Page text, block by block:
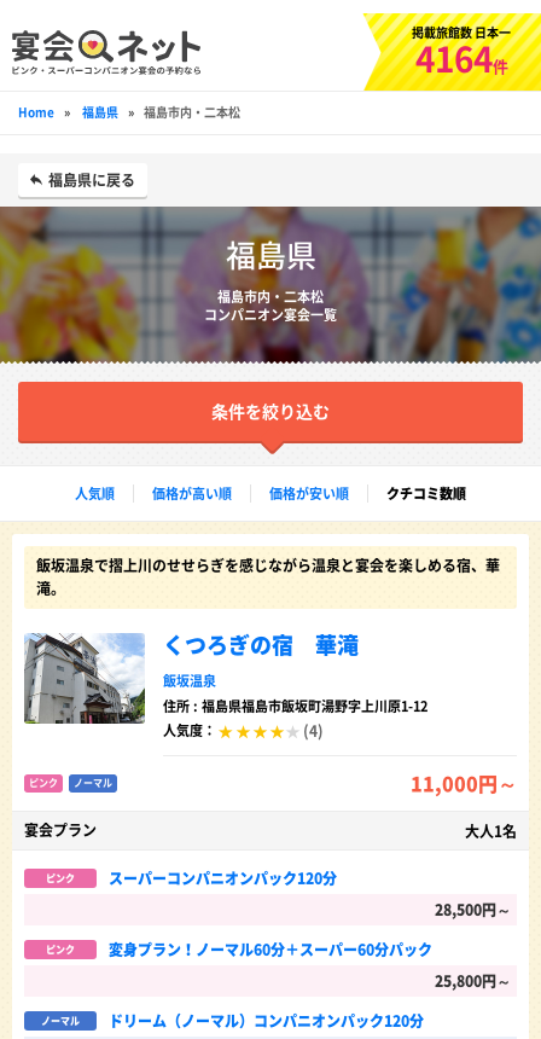
掲載旅館数 日本一
4164件
Home » 福島県 » 福島市内・二本松
福島県に戻る
福島県
福島市内・二本松
コンパニオン宴会一覧
条件を絞り込む
人気順 価格が高い順 価格が安い順 クチコミ数順
飯坂温泉で摺上川のせせらぎを感じながら温泉と宴会を楽しめる宿、華
滝。
くつろぎの宿 華滝
飯坂温泉
住所 : 福島県福島市飯坂町湯野字上川原1-12
人気度：
(4)
ピンク ノーマル 11,000円～
宴会プラン 大人1名
ピンク
スーパーコンパニオンパック120分
28,500円～
ピンク
変身プラン！ノーマル60分＋スーパー60分パック
25,800円～
ノーマル
ドリーム（ノーマル）コンパニオンパック120分